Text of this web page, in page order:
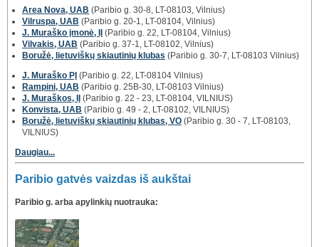
Area Nova, UAB (Paribio g. 30-8, LT-08103, Vilnius)
Vilruspa, UAB (Paribio g. 20-1, LT-08104, Vilnius)
J. Muraško įmonė, IĮ
(Paribio g. 22, LT-08104, Vilnius)
Vilvakis, UAB (Paribio g. 37-1, LT-08102, Vilnius)
Boružė, lietuviškų skiautinių klubas (Paribio g. 30-7, LT-08103 Vilnius)
J. Muraško PĮ (Paribio g. 22, LT-08104 Vilnius)
Rampini, UAB (Paribio g. 25B-30, LT-08103 Vilnius)
J. Muraškos, IĮ
(Paribio g. 22 - 23, LT-08104, VILNIUS)
Konvista, UAB (Paribio g. 49 - 2, LT-08102, VILNIUS)
Boružė, lietuviškų skiautinių klubas, VO (Paribio g. 30 - 7, LT-08103,
VILNIUS)
Daugiau...
Paribio gatvės vaizdas iš aukštai
Paribio g. arba apylinkių nuotrauka: